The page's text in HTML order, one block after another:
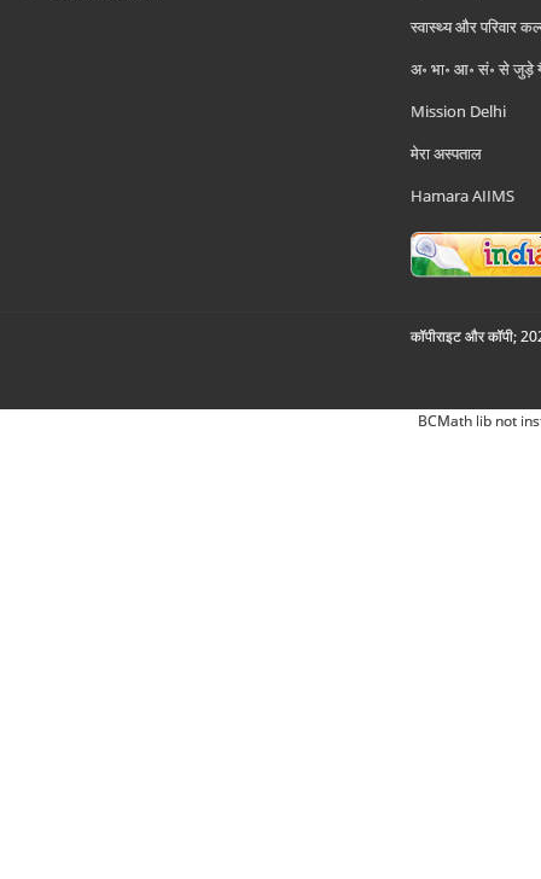
स्वास्थ्य और परिवार
अ॰ भा॰ आ॰ सं॰ से जुड़े
Mission Delhi
मेरा अस्पताल
Hamara AIIMS
कॉपीराइट और कॉपी;
BCMath lib not